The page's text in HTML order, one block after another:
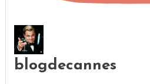
blogdecannes